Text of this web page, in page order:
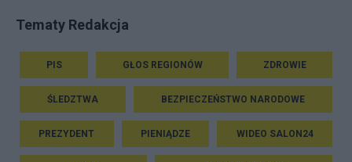
Tematy Redakcja
PIS GŁOS REGIONÓW ZDROWIE
ŚLEDZTWA BEZPIECZEŃSTWO NARODOWE
PREZYDENT PIENIĄDZE WIDEO SALON24